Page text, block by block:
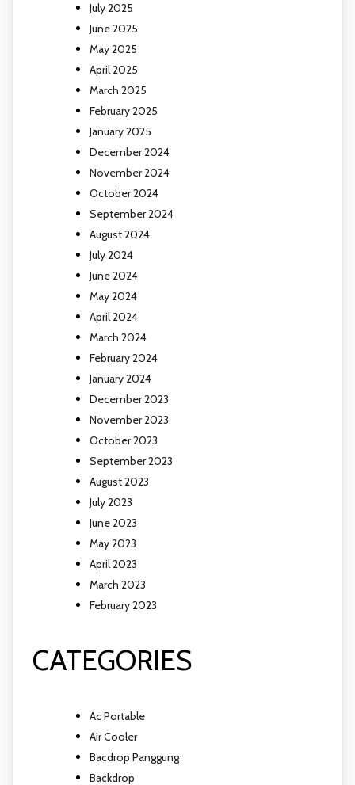
July 2025
June 2025
May 2025
April 2025
March 2025
February 2025
January 2025
December 2024
November 2024
October 2024
September 2024
August 2024
July 2024
June 2024
May 2024
April 2024
March 2024
February 2024
January 2024
December 2023
November 2023
October 2023
September 2023
August 2023
July 2023
June 2023
May 2023
April 2023
March 2023
February 2023
CATEGORIES
Ac Portable
Air Cooler
Bacdrop Panggung
Backdrop